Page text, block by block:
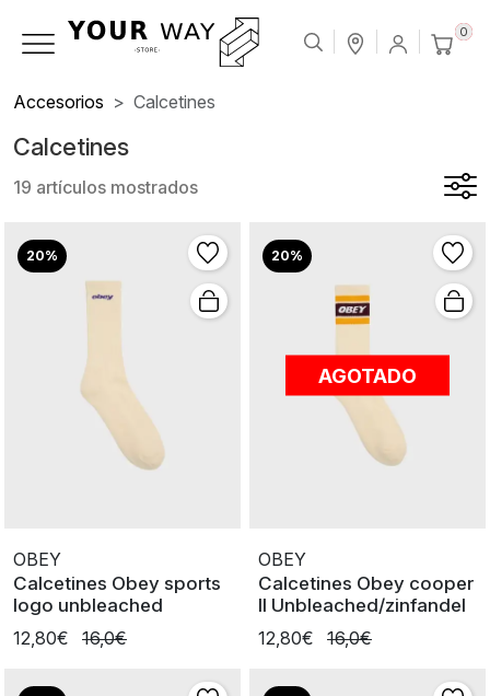
0
Accesorios Calcetines
Calcetines
19 artículos mostrados
20%
OBEY
Calcetines Obey sports
logo unbleached
12,80€
16,0€
20%
AGOTADO
OBEY
Calcetines Obey cooper
II Unbleached/zinfandel
12,80€
16,0€